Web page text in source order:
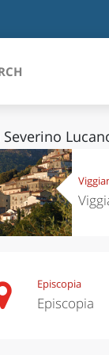
SICILIA
TOSCANA
TRENTINO-
VALLE
Severino
Episcopia
Episcopia